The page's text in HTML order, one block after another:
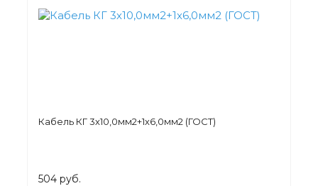
Кабель КГ 3х10,0мм2+1х6,0мм2 (ГОСТ)
504 руб.